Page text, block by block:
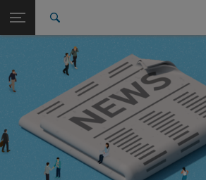
TU Login
Quicklinks
Quicklinks-Menü umschalten
Studium
International
Karriere
Zur 1. Menü Ebene
TUW Community
Zurück: Subseiten von TUW Community
Zurück zur letzten Ebene:
TUW Community
News & Events